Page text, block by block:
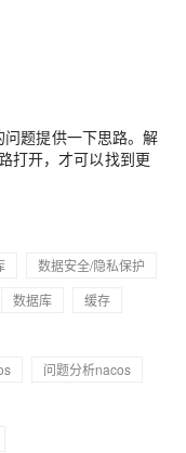
题提供一下思路。解
打开，才可以找到更
数据安全/隐私保护
数据库
缓存
问题分析nacos